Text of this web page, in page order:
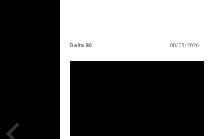
Delta 80 08/08/2026